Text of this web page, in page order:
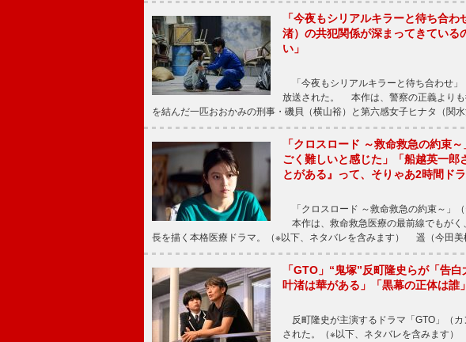
「今夜もシリアルキラーと待ち合
渚）の共犯関係が深まってきている
い」
「今夜もシリアルキラーと待ち合わせ
放送された。 本作は、警察の正義より
を結んだ一匹おおかみの刑事・磯貝（横山裕）と第六感女子ヒナタ（関
「クロスロード ～救命救急の約束
ごく難しいと感じた」「船越英一郎
とがある』って、そりゃあ2時間ド
「クロスロード ～救命救急の約束～」
本作は、救命救急医療の最前線でもが
長を描く本格医療ドラマ。（※以下、ネタバレを含みます） 遥（今田
「GTO」“鬼塚”反町隆史らが「告
叶渚は華がある」「黒幕の正体は誰」
反町隆史が主演するドラマ「GTO」（
された。（※以下、ネタバレを含みます